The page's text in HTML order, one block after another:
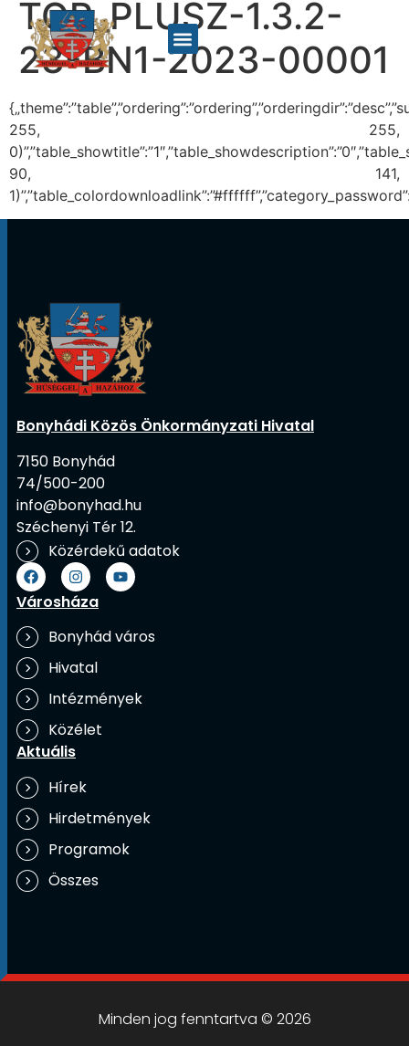
TOP_PLUSZ-1.3.2-
23-BN1-2023-00001
255, 255,
90, 141,
Bonyhádi Közös Önkormányzati Hivatal
7150 Bonyhád
74/500-200
info@bonyhad.hu
Széchenyi Tér 12.
Közérdekű adatok
Városháza
Bonyhád város
Hivatal
Intézmények
Közélet
Aktuális
Hírek
Hirdetmények
Programok
Összes
Minden jog fenntartva © 2026